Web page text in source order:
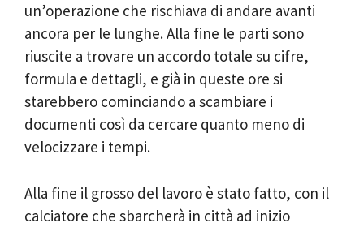
un’operazione che rischiava di andare avanti
ancora per le lunghe. Alla fine le parti sono
riuscite a trovare un accordo totale su cifre,
formula e dettagli, e già in queste ore si
starebbero cominciando a scambiare i
documenti così da cercare quanto meno di
velocizzare i tempi.
Alla fine il grosso del lavoro è stato fatto, con il
calciatore che sbarcherà in città ad inizio